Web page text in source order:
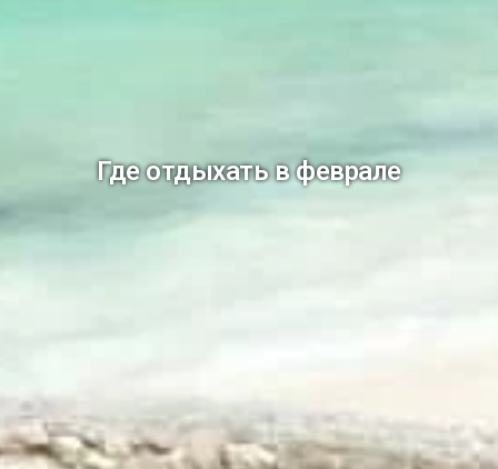
Где отдыхать в феврале